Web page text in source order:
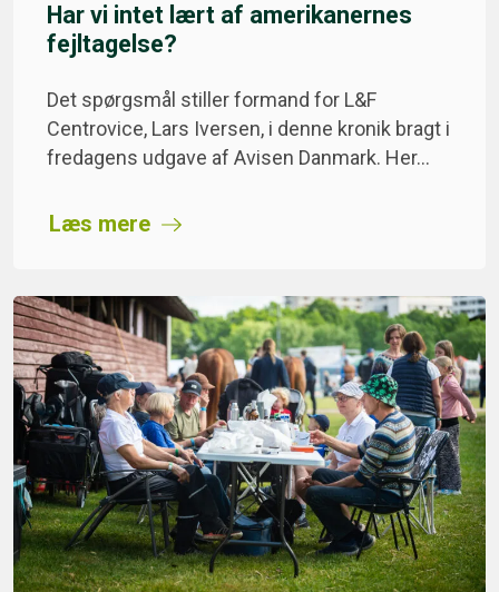
Har vi intet lært af amerikanernes
fejltagelse?
Det spørgsmål stiller formand for L&F
Centrovice, Lars Iversen, i denne kronik bragt i
fredagens udgave af Avisen Danmark. Her…
Læs mere